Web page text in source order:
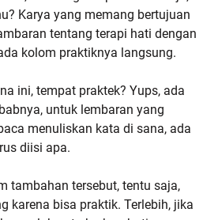
Karya yang memang bertujuan
tentang terapi hati dengan
kolom praktiknya langsung.
ini, tempat praktek? Yups, ada
untuk lembaran yang
menuliskan kata di sana, ada
diisi apa.
tambahan tersebut, tentu saja,
karena bisa praktik. Terlebih, jika